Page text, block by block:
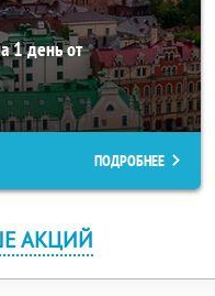
1 день от
ПОДРОБНЕЕ
АКЦИЙ